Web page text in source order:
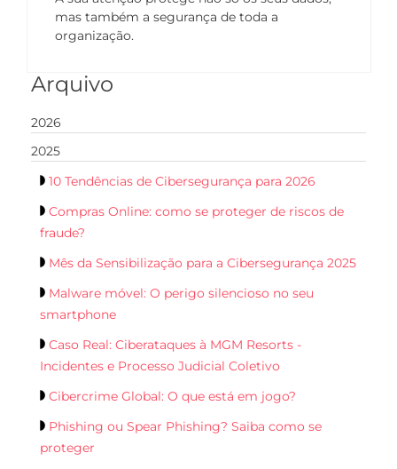
mas também a segurança de toda a
organização.
Arquivo
2026
2025
10 Tendências de Cibersegurança para 2026
Compras Online: como se proteger de riscos de
fraude?
Mês da Sensibilização para a Cibersegurança 2025
Malware móvel: O perigo silencioso no seu
smartphone
Caso Real: Ciberataques à MGM Resorts -
Incidentes e Processo Judicial Coletivo
Cibercrime Global: O que está em jogo?
Phishing ou Spear Phishing? Saiba como se
proteger